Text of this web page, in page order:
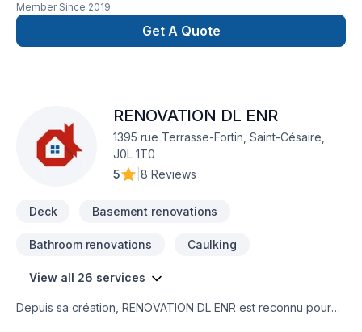
et une en Estrie pour mieux vous servir
Member Since 2019
Get A Quote
RENOVATION DL ENR
1395 rue Terrasse-Fortin, Saint-Césaire,
J0L 1T0
5
8 Reviews
Deck Basement renovations
Bathroom renovations Caulking
View all 26 services
Depuis sa création, RENOVATION DL ENR est reconnu pour